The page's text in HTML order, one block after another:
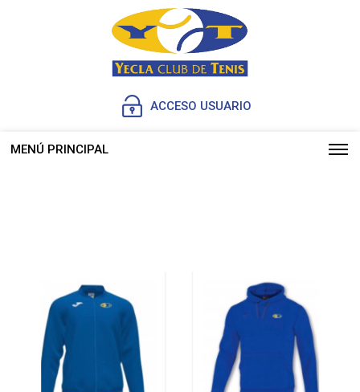
ACCESO USUARIO
MENÚ PRINCIPAL